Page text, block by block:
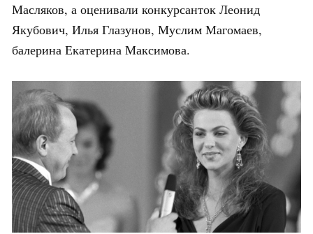
Масляков, а оценивали конкурсанток Леонид
Якубович, Илья Глазунов, Муслим Магомаев,
балерина Екатерина Максимова.